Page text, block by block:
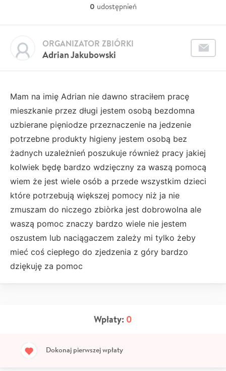
0 udostępnień
Adrian Jakubowski
ORGANIZATOR ZBIÓRKI
Mam na imię Adrian nie dawno straciłem pracę
mieszkanie przez długi jestem osobą bezdomna
uzbierane pięniodze przeznaczenie na jedzenie
potrzebne produkty higieny jestem osobą bez
żadnych uzależnień poszukuje również pracy jakiej
kolwiek będę bardzo wdzięczny za waszą pomocą
wiem że jest wiele osób a przede wszystkim dzieci
które potrzebują większej pomocy niż ja nie
zmuszam do niczego zbiòrka jest dobrowolna ale
waszą pomoc znaczy bardzo wiele nie jestem
oszustem lub naciągaczem zależy mi tylko żeby
mieć coś ciepłego do zjedzenia z góry bardzo
dziękuję za pomoc
Wpłaty: 0
Dokonaj pierwszej wpłaty